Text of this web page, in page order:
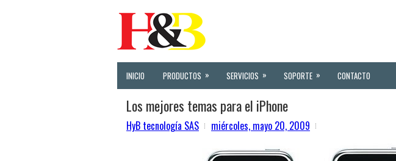
INICIO PRODUCTOS » SERVICIOS » SOPORTE » CONTACTO
Los mejores temas para el iPhone
HyB tecnología SAS miércoles, mayo 20, 2009